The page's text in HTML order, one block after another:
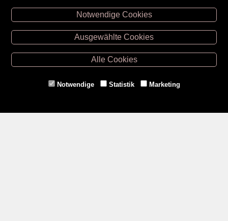
Unsere Öffnungszeiten
Retz -02942/20433
Hollabrunn -02952/30057
Eggenburg -02984/3836
Gmünd -
Notwendige Cookies
Ausgewählte Cookies
Alle Cookies
Notwendige Statistik Marketing